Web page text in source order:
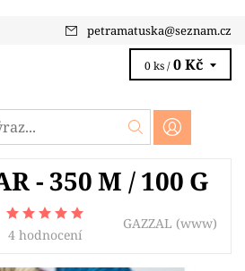
petramatuska@seznam.cz
0 ks / 0 Kč
- 350 M / 100 G
4 hodnocení
GAZZAL (www)